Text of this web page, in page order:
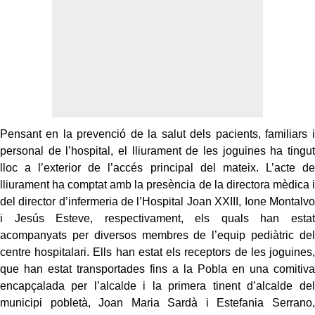
Pensant en la prevenció de la salut dels pacients, familiars i
personal de l’hospital, el lliurament de les joguines ha tingut
lloc a l’exterior de l’accés principal del mateix. L’acte de
lliurament ha comptat amb la presència de la directora mèdica i
del director d’infermeria de l’Hospital Joan XXIII, Ione Montalvo
i Jesús Esteve, respectivament, els quals han estat
acompanyats per diversos membres de l’equip pediàtric del
centre hospitalari. Ells han estat els receptors de les joguines,
que han estat transportades fins a la Pobla en una comitiva
encapçalada per l’alcalde i la primera tinent d’alcalde del
municipi pobletà, Joan Maria Sardà i Estefania Serrano,